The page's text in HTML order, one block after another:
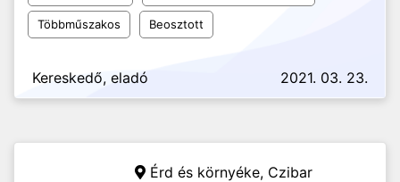
Többműszakos Beosztott
Kereskedő, eladó 2021. 03. 23.
Érd és környéke, Czibar